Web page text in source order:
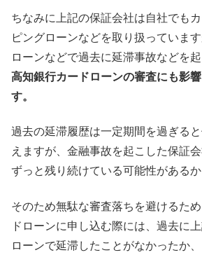
ちなみに上記の保証会社は自社でも
ピングローンなどを取り扱っていま
ローンなどで過去に延滞事故などを
高知銀行カードローンの審査にも影
す。
過去の延滞履歴は一定期間を過ぎる
えますが、金融事故を起こした保証
ずっと残り続けている可能性があるか
そのため無駄な審査落ちを避けるた
ドローンに申し込む際には、過去に
ローンで延滞したことがなかったか